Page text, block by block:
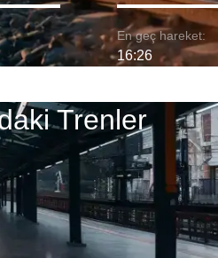
En geç hareket:
16:26
Trenler